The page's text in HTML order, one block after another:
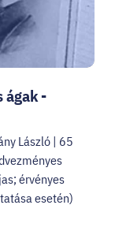
ágak -
László | 65
érvényes
esetén)